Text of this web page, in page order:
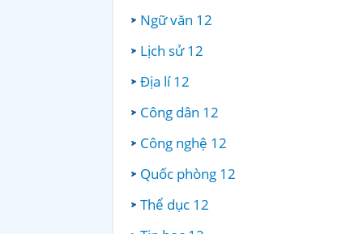
Ngữ văn 12
Lịch sử 12
Địa lí 12
Công dân 12
Công nghệ 12
Quốc phòng 12
Thể dục 12